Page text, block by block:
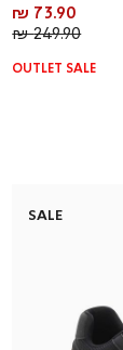
73.90 ₪
249.90 ₪
OUTLET SALE
SALE